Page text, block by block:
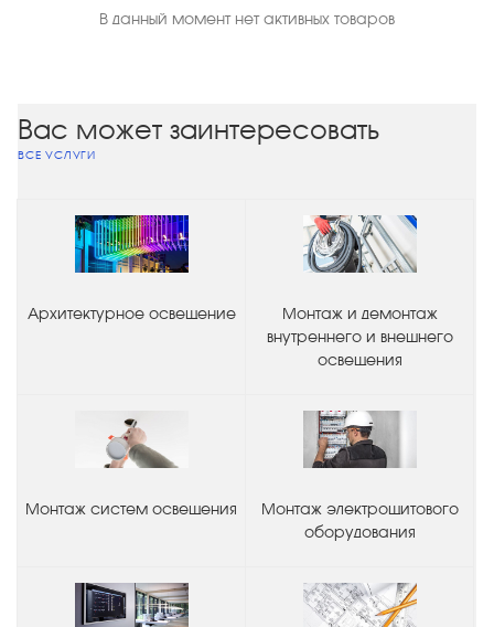
В данный момент нет активных товаров
Вас может заинтересовать
ВСЕ УСЛУГИ
Архитектурное освещение
Монтаж и демонтаж
внутреннего и внешнего
освещения
Монтаж систем освещения
Монтаж электрощитового
оборудования